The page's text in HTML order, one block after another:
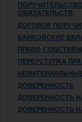
ОБЯЗАТЕЛЬСТВ
ДОГОВОР
БАНКОВСКИЕ
ПРАВО
ПЕРЕУСТУПКА
ДОВЕРЕННОСТЬ
ДОВЕРЕННОСТЬ
ДОВЕРЕННОСТЬ